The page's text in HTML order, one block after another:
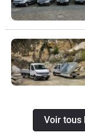
Voir tous